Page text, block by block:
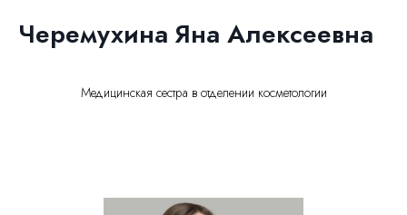
Черемухина Яна Алексеевна
Медицинская сестра в отделении косметологии